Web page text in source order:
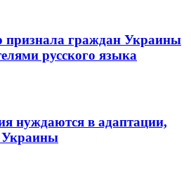
признала граждан Украины
русского языка
нуждаются в адаптации,